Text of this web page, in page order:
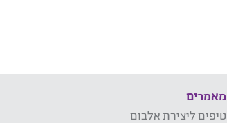
מאמרים
טיפים ליצירת אלבום